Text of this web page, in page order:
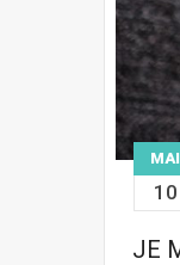
MAI
10
JE